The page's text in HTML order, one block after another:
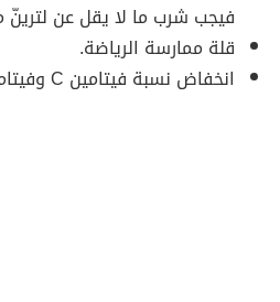
فيجب شرب ما لا يقل عن لترينّ
قلة ممارسة الرياضة.
انخفاض نسبة فيتامين C وفيتامين A بالجسم.